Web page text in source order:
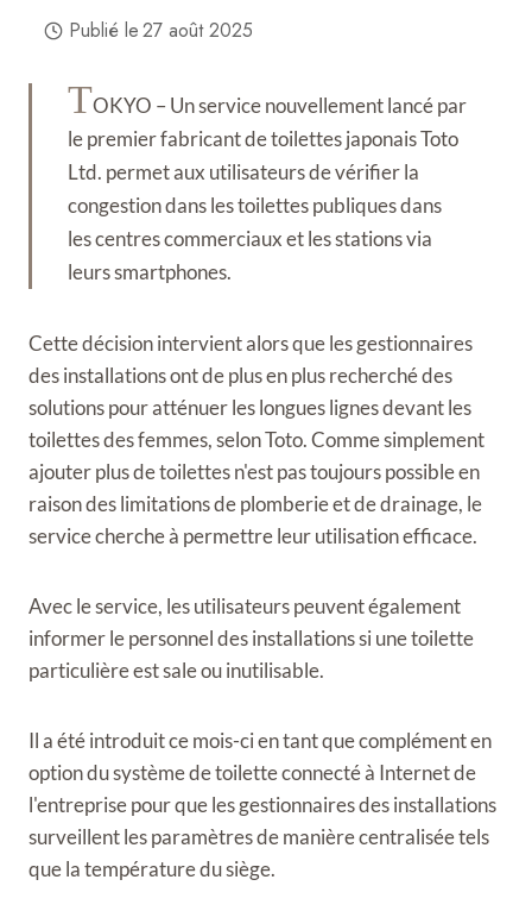
Publié le27 août 2025
TOKYO – Un service nouvellement lancé par
le premier fabricant de toilettes japonais Toto
Ltd. permet aux utilisateurs de vérifier la
congestion dans les toilettes publiques dans
les centres commerciaux et les stations via
leurs smartphones.
Cette décision intervient alors que les gestionnaires
des installations ont de plus en plus recherché des
solutions pour atténuer les longues lignes devant les
toilettes des femmes, selon Toto. Comme simplement
ajouter plus de toilettes n'est pas toujours possible en
raison des limitations de plomberie et de drainage, le
service cherche à permettre leur utilisation efficace.
Avec le service, les utilisateurs peuvent également
informer le personnel des installations si une toilette
particulière est sale ou inutilisable.
Il a été introduit ce mois-ci en tant que complément en
option du système de toilette connecté à Internet de
l'entreprise pour que les gestionnaires des installations
surveillent les paramètres de manière centralisée tels
que la température du siège.